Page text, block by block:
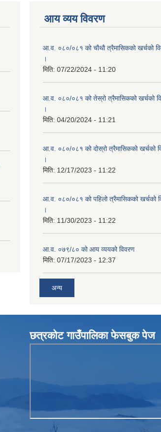
आय व्यय विवरण
आ.व. ०८०/०८१ को चाैथाै त्रैमासिकको खर्चको
।
मिति: 07/22/2024 - 11:20
आ.व. ०८०/०८१ को तेस्रो त्रैमासिकको खर्चको
।
मिति: 04/20/2024 - 11:21
आ.व. ०८०/०८१ को दोस्रो त्रैमासिकको खर्चको
।
मिति: 12/17/2023 - 11:22
आ.व. ०८०/०८१ को पहिलो त्रैमासिकको खर्चको
।
मिति: 11/30/2023 - 11:22
आ.व. ०७९/८० को आय व्ययको विवरण
मिति: 07/17/2023 - 12:37
अन्य
छत्रकोट गाउँपालिका फेसबुक पेज